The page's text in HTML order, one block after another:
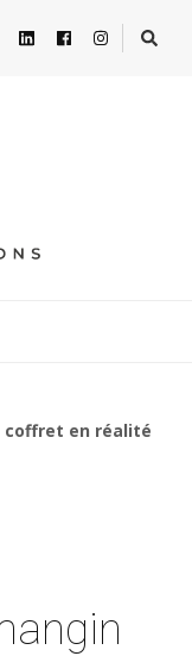
coffret en réalité